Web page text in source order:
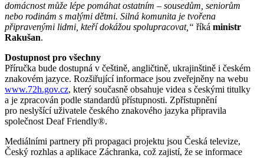
domácnost může lépe pomáhat ostatním – sousedům, seniorům
nebo rodinám s malými dětmi. Silná komunita je tvořena
připravenými lidmi, kteří dokážou spolupracovat,“ říká ministr
Rakušan.
Dostupnost pro všechny
Příručka bude dostupná v češtině, angličtině, ukrajinštině i českém
znakovém jazyce. Rozšiřující informace jsou zveřejněny na webu
www.72h.gov.cz, který současně obsahuje videa s českými titulky
a je zpracován podle standardů přístupnosti. Zpřístupnění
pro neslyšící uživatele českého znakového jazyka připravila
společnost Deaf Friendly®.
Mediálními partnery při propagaci projektu jsou Česká televize,
Český rozhlas a aplikace Záchranka, což zajistí, že se informace